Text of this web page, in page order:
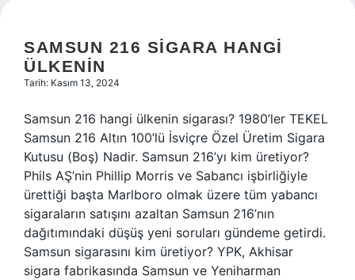
SAMSUN 216 SIGARA HANGI
ÜLKENIN
Tarih: Kasım 13, 2024
Samsun 216 hangi ülkenin sigarası? 1980’ler TEKEL
Samsun 216 Altın 100’lü İsviçre Özel Üretim Sigara
Kutusu (Boş) Nadir. Samsun 216’yı kim üretiyor?
Phils AŞ’nin Phillip Morris ve Sabancı işbirliğiyle
ürettiği başta Marlboro olmak üzere tüm yabancı
sigaraların satışını azaltan Samsun 216’nın
dağıtımındaki düşüş yeni soruları gündeme getirdi.
Samsun sigarasını kim üretiyor? YPK, Akhisar
sigara fabrikasında Samsun ve Yeniharman